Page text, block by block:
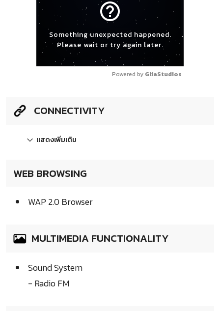
help_outline
Something unexpected happened.
Please wait or try again later.
Powered by GliaStudios
CONNECTIVITY
แสดงเพิ่มเติม
WEB BROWSING
WAP 2.0 Browser
MULTIMEDIA FUNCTIONALITY
Sound System
- Radio FM